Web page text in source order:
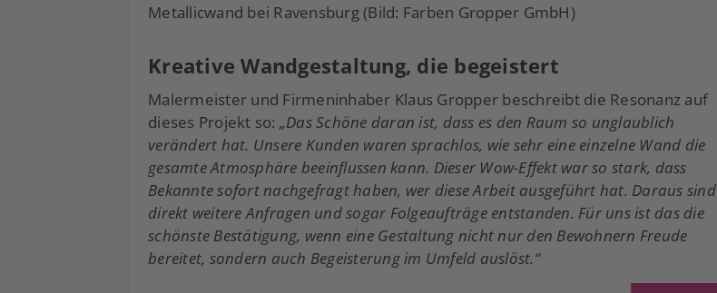
Metallicwand bei Ravensburg (Bild: Farben Gropper GmbH)
Kreative Wandgestaltung, die begeistert
Malermeister und Firmeninhaber Klaus Gropper beschreibt die Resonanz auf
dieses Projekt so: „Das Schöne daran ist, dass es den Raum so unglaublich
verändert hat. Unsere Kunden waren sprachlos, wie sehr eine einzelne Wand die
gesamte Atmosphäre beeinflussen kann. Dieser Wow-Effekt war so stark, dass
Bekannte sofort nachgefragt haben, wer diese Arbeit ausgeführt hat. Daraus sind
direkt weitere Anfragen und sogar Folgeaufträge entstanden. Für uns ist das die
schönste Bestätigung, wenn eine Gestaltung nicht nur den Bewohnern Freude
bereitet, sondern auch Begeisterung im Umfeld auslöst.“